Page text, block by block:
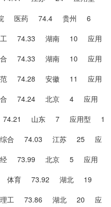
学院 医药 74.4 贵州 6
工 74.33 湖南 10 应用
合 74.33 湖南 10 应用
范 74.28 安徽 11 应用
合 74.24 北京 4 应用
74.21 山东 7 应用型 1
综合 74.03 江苏 25 应
经 73.99 北京 5 应用
院 体育 73.92 湖北 19
理工 73.86 湖北 20 应